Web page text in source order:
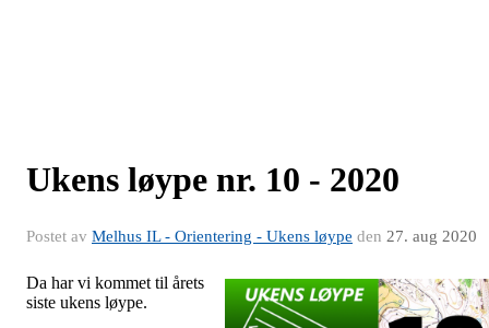
Ukens løype nr. 10 - 2020
Postet av Melhus IL - Orientering - Ukens løype den 27. aug 2020
Da har vi kommet til årets
siste ukens løype.